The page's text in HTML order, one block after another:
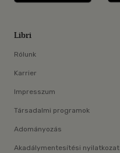
Libri
Rólunk
Karrier
Impresszum
Társadalmi programok
Adományozás
Akadálymentesítési nyilatkozat